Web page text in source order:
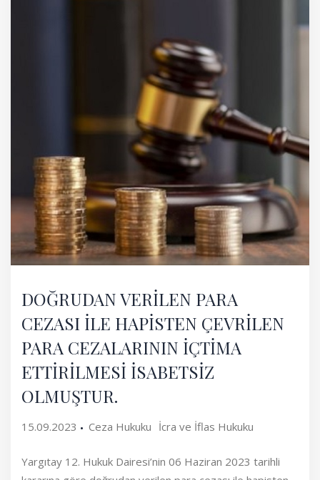
DOĞRUDAN VERİLEN PARA
CEZASI İLE HAPİSTEN ÇEVRİLEN
PARA CEZALARININ İÇTİMA
ETTİRİLMESİ İSABETSİZ
OLMUŞTUR.
15.09.2023 Ceza Hukuku İcra ve İflas Hukuku
Yargıtay 12. Hukuk Dairesi’nin 06 Haziran 2023 tarihli